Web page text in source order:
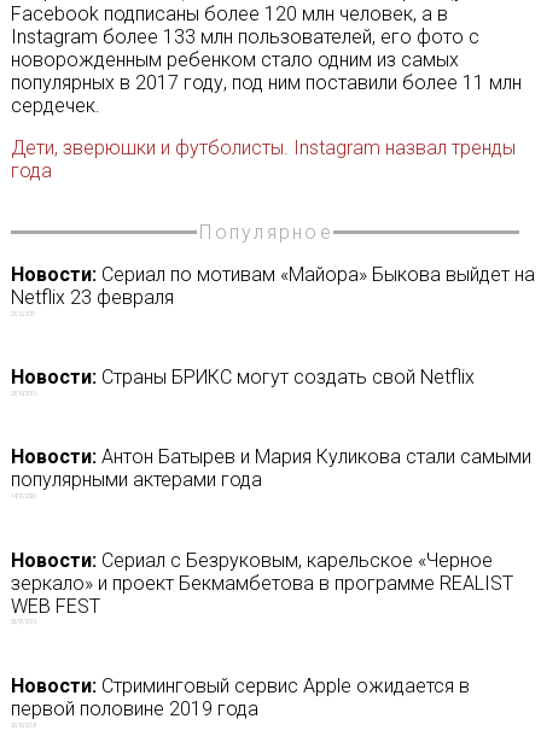
Facebook подписаны более 120 млн человек, а в
Instagram более 133 млн пользователей, его фото с
новорожденным ребенком стало одним из самых
популярных в 2017 году, под ним поставили более 11 млн
сердечек.
Дети, зверюшки и футболисты. Instagram назвал тренды
года
Популярное
Новости:Сериал по мотивам «Майора» Быкова выйдет на
Netflix 23 февраля
23/12/2017
Новости:Страны БРИКС могут создать свой Netflix
23/10/2019
Новости:Антон Батырев и Мария Куликова стали самыми
популярными актерами года
14/12/2020
Новости:Сериал с Безруковым, карельское «Черное
зеркало» и проект Бекмамбетова в программе REALIST
WEB FEST
05/07/2019
Новости:Стриминговый сервис Apple ожидается в
первой половине 2019 года
26/10/2018